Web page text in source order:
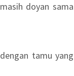
doyan sama
tamu yang